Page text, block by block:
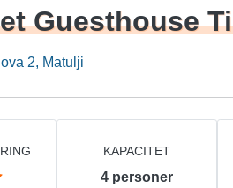
Guesthouse
2, Matulji
KAPACITET
4 personer